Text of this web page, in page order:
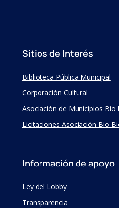
Sitios de Interés
Biblioteca Pública Municipal
Corporación Cultural
Asociación de Municipios Bío
Licitaciones Asociación Bio
Información de apoyo
Ley del Lobby
Transparencia